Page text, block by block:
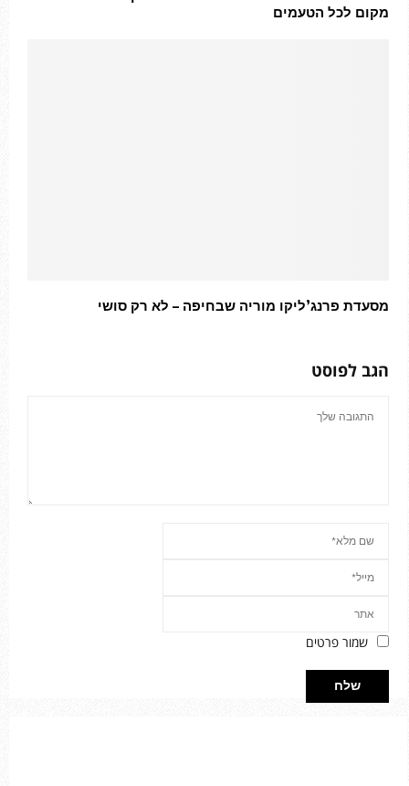
מקום לכל הטעמים
מסעדת פרנג’ליקו מוריה שבחיפה – לא רק סושי
הגב לפוסט
שמור פרטים